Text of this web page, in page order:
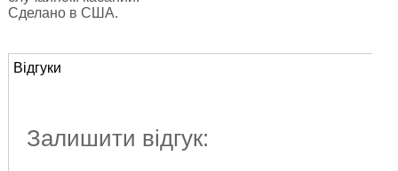
Сделано в США.
Відгуки
Залишити відгук: